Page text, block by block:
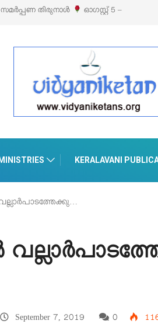
തിരുനാൾ ഓഗസ്റ്റ് 5 –
MINISTRIES KERALAVANI
September 7, 2019 0